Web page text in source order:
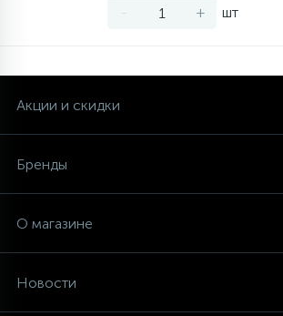
- + шт
Акции и скидки
Бренды
О магазине
Новости